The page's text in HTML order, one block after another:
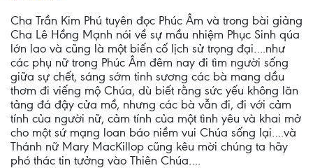
Cha Trần Kim Phú tuyên đọc Phúc Âm và trong bài giảng
Cha Lê Hồng Mạnh nói về sự mầu nhiệm Phục Sinh qúa
lớn lao và cũng là một biến cố lịch sử trọng đại….như
các phụ nữ trong Phúc Âm đêm nay đi tìm người sống
giữa sự chết, sáng sớm tinh sương các bà mang dầu
thơm đi viếng mộ Chúa, dù biết rằng sức yếu không lăn
tảng đá đậy cửa mồ, nhưng các bà vẫn đi, đi với cảm
tính của người nữ, cảm tính của một tình yêu và khai mở
cho một sứ mạng loan báo niềm vui Chúa sống lại….và
Thánh nữ Mary MacKillop cũng kêu mời chúng ta hãy
phó thác tin tưởng vào Thiên Chúa….